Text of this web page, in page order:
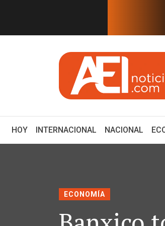
EN TIEMPO REAL
de MVS Noticias tras consol...
HOY(CURRENT)
INTERNACIONAL NACIONAL
ECONOMÍA